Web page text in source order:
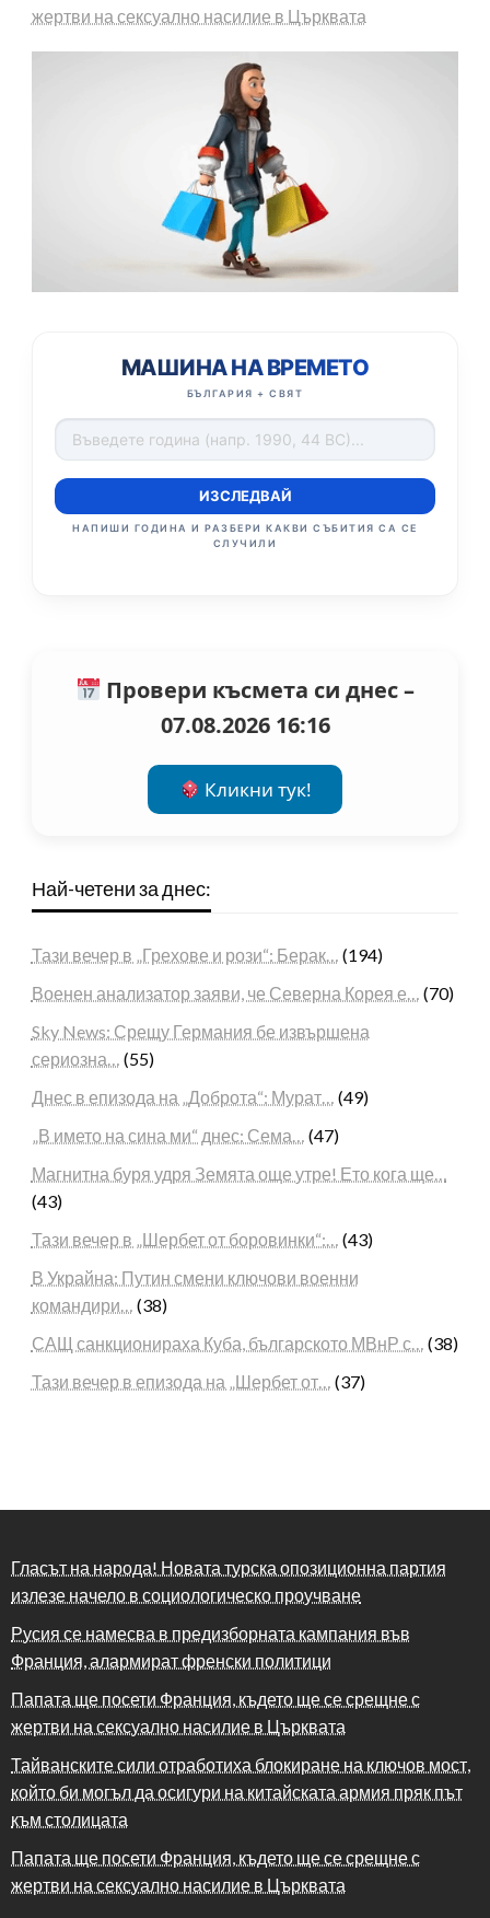
жертви на сексуално насилие в Църквата
МАШИНА НА ВРЕМЕТО
БЪЛГАРИЯ + СВЯТ
ИЗСЛЕДВАЙ
НАПИШИ ГОДИНА И РАЗБЕРИ КАКВИ СЪБИТИЯ СА СЕ
СЛУЧИЛИ
Провери късмета си днес –
07.08.2026 16:16
Кликни тук!
Най-четени за днес:
Тази вечер в „Грехове и рози“: Берак… (194)
Военен анализатор заяви, че Северна Корея е… (70)
Sky News: Срещу Германия бе извършена
сериозна… (55)
Днес в епизода на „Доброта“: Мурат… (49)
„В името на сина ми“ днес: Сема… (47)
Магнитна буря удря Земята още утре! Ето кога ще…
(43)
Тази вечер в „Шербет от боровинки“:… (43)
В Украйна: Путин смени ключови военни
командири… (38)
САЩ санкционираха Куба, българското МВнР с… (38)
Тази вечер в епизода на „Шербет от… (37)
Гласът на народа! Новата турска опозиционна партия
излезе начело в социологическо проучване
Русия се намесва в предизборната кампания във
Франция, алармират френски политици
Папата ще посети Франция, където ще се срещне с
жертви на сексуално насилие в Църквата
Тайванските сили отработиха блокиране на ключов мост,
който би могъл да осигури на китайската армия пряк път
към столицата
Папата ще посети Франция, където ще се срещне с
жертви на сексуално насилие в Църквата